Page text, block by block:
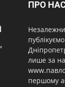
ПРО
лише за
першому